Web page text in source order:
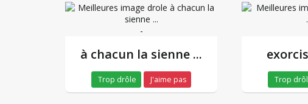
-
à chacun la sienne ...
Trop drôle J'aime pas Trop